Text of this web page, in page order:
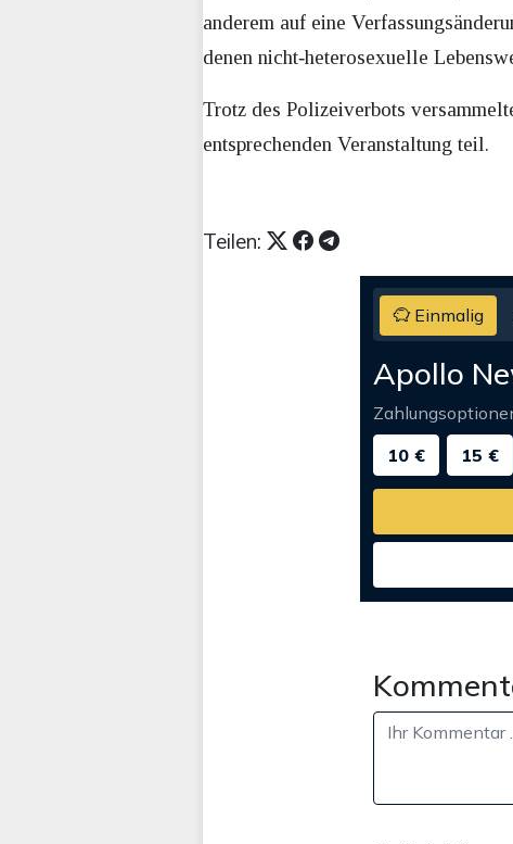
anderem auf eine
denen nicht‑heterosexuelle
Trotz des Polizeiverbots
entsprechenden Veranstaltung teil.
Teilen:
Einmalig
Apollo
10 €
15 €